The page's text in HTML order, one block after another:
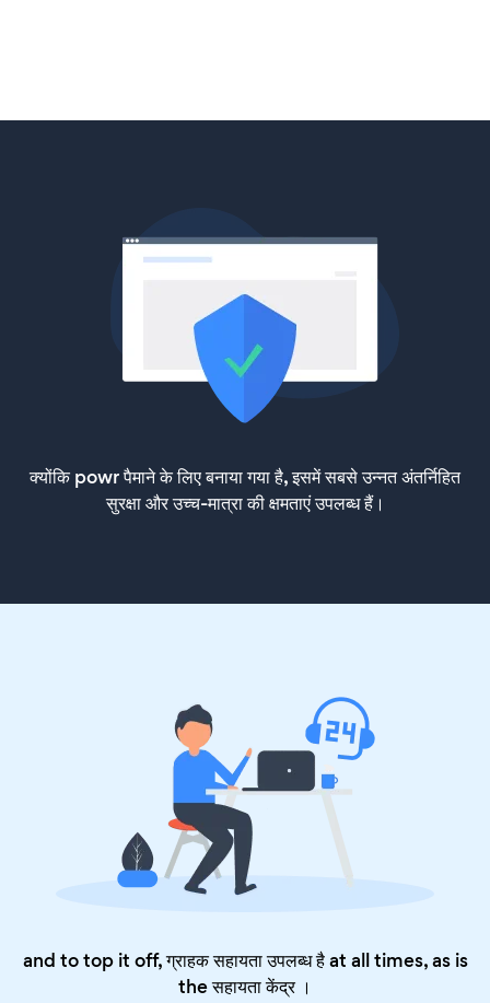
क्योंकि powr पैमाने के लिए बनाया गया है, इसमें सबसे उन्नत अंतर्निहित
सुरक्षा और उच्च-मात्रा की क्षमताएं उपलब्ध हैं।
and to top it off, ग्राहक सहायता उपलब्ध है at all times, as is
theसहायता केंद्र।